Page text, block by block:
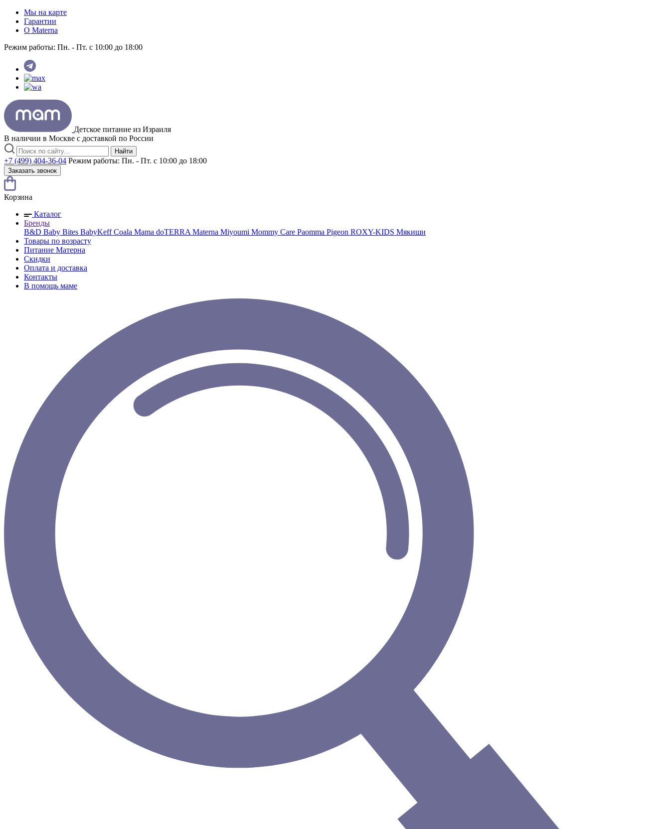
Мы на карте
Гарантии
O Materna
Режим работы: Пн. - Пт. с 10:00 до 18:00
Детское питание из Израиля
В наличии в Москве с доставкой по России
Найти
+7 (499) 404-36-04 Режим работы: Пн. - Пт. с 10:00 до 18:00
Заказать звонок
Корзина
Каталог
Бренды
B&D Baby Bites BabyKeffCoala Mama doTERRA Materna Miyoumi Mommy Care Paomma Pigeon ROXY-KIDS Мякиши
Товары по возрасту
Питание Матерна
Скидки
Оплата и доставка
Контакты
В помощь маме